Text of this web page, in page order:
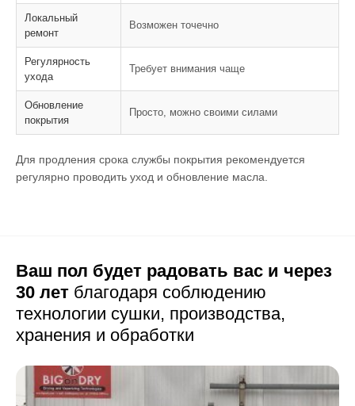
Локальный
ремонт
Возможен точечно
Регулярность
ухода
Требует внимания чаще
Обновление
покрытия
Просто, можно своими силами
Для продления срока службы покрытия рекомендуется
регулярно проводить уход и обновление масла.
Ваш пол будет радовать вас и через
30 лет благодаря соблюдению
технологии сушки, производства,
хранения и обработки